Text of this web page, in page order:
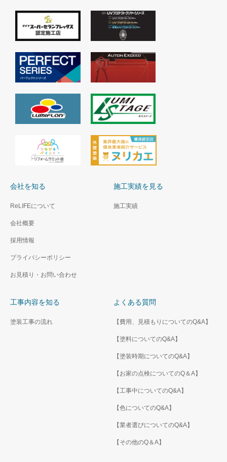
会社を知る
ReLIFEについて
会社概要
採用情報
プライバシーポリシー
お見積り・お問い合わせ
施工実績を見る
施工実績
工事内容を知る
塗装工事の流れ
よくある質問
【費用、見積もりについてのQ&A】
【塗料についてのQ&A】
【塗装時期についてのQ&A】
【お家の点検についてのQ＆A】
【工事中についてのQ&A】
【色についてのQ&A】
【業者選びについてのQ&A】
【その他のQ＆A】